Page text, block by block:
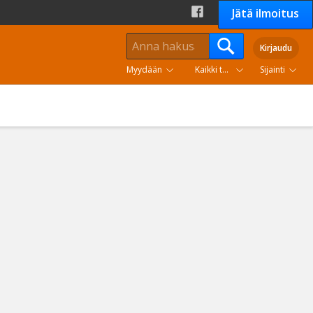
Jätä ilmoitus
Kirjaudu
Myydään
Kaikki tuoteryhmät Sijainti